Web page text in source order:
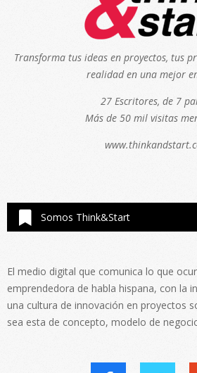
Transforma tus ideas en proyectos, tus
realidad en una mejor
27 Escritores, de 7
Más de 50 mil visitas
Somos Think&Start
El medio digital que comunica lo que
emprendedora de habla hispana, con la
una cultura de innovación en proyectos
sea esta de concepto, modelo de